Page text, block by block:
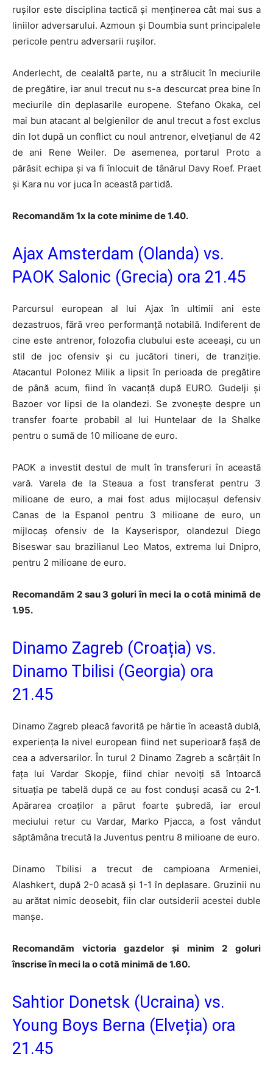
rușilor este disciplina tactică și menținerea cât mai sus a
liniilor adversarului. Azmoun și Doumbia sunt principalele
pericole pentru adversarii rușilor.
Anderlecht, de cealaltă parte, nu a strălucit în meciurile
de pregătire, iar anul trecut nu s-a descurcat prea bine în
meciurile din deplasarile europene. Stefano Okaka, cel
mai bun atacant al belgienilor de anul trecut a fost exclus
din lot după un conflict cu noul antrenor, elvețianul de 42
de ani Rene Weiler. De asemenea, portarul Proto a
părăsit echipa și va fi înlocuit de tânărul Davy Roef. Praet
și Kara nu vor juca în această partidă.
Recomandăm 1x la cote minime de 1.40.
Ajax Amsterdam (Olanda) vs.
PAOK Salonic (Grecia) ora 21.45
Parcursul european al lui Ajax în ultimii ani este
dezastruos, fără vreo performanță notabilă. Indiferent de
cine este antrenor, folozofia clubului este aceeași, cu un
stil de joc ofensiv și cu jucători tineri, de tranziție.
Atacantul Polonez Milik a lipsit în perioada de pregătire
de până acum, fiind în vacanță după EURO. Gudelji și
Bazoer vor lipsi de la olandezi. Se zvonește despre un
transfer foarte probabil al lui Huntelaar de la Shalke
pentru o sumă de 10 milioane de euro.
PAOK a investit destul de mult în transferuri în această
vară. Varela de la Steaua a fost transferat pentru 3
milioane de euro, a mai fost adus mijlocașul defensiv
Canas de la Espanol pentru 3 milioane de euro, un
mijlocaș ofensiv de la Kayserispor, olandezul Diego
Biseswar sau brazilianul Leo Matos, extrema lui Dnipro,
pentru 2 milioane de euro.
Recomandăm 2 sau 3 goluri în meci la o cotă minimă de
1.95.
Dinamo Zagreb (Croația) vs.
Dinamo Tbilisi (Georgia) ora
21.45
Dinamo Zagreb pleacă favorită pe hârtie în această dublă,
experiența la nivel european fiind net superioară fașă de
cea a adversarilor. În turul 2 Dinamo Zagreb a scârțâit în
fața lui Vardar Skopje, fiind chiar nevoiți să întoarcă
situația pe tabelă după ce au fost conduși acasă cu 2-1.
Apărarea croaților a părut foarte șubredă, iar eroul
meciului retur cu Vardar, Marko Pjacca, a fost vândut
săptămâna trecută la Juventus pentru 8 milioane de euro.
Dinamo Tbilisi a trecut de campioana Armeniei,
Alashkert, după 2-0 acasă și 1-1 în deplasare. Gruzinii nu
au arătat nimic deosebit, fiin clar outsiderii acestei duble
manșe.
Recomandăm victoria gazdelor și minim 2 goluri
înscrise în meci la o cotă minimă de 1.60.
Sahtior Donetsk (Ucraina) vs.
Young Boys Berna (Elveția) ora
21.45